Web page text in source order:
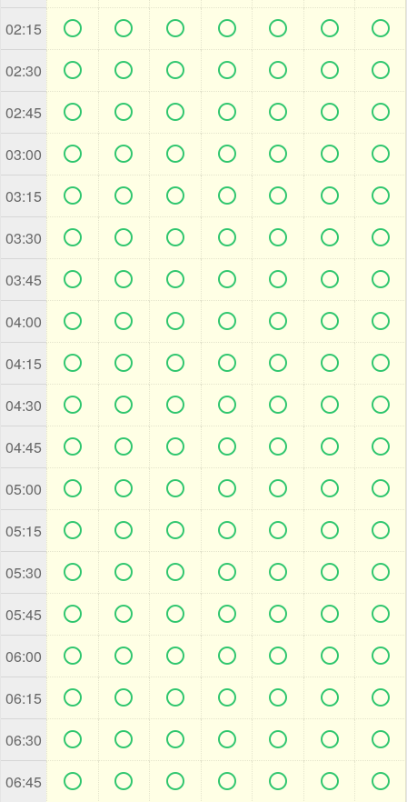
02:15       
02:30       
02:45       
03:00       
03:15       
03:30       
03:45       
04:00       
04:15       
04:30       
04:45       
05:00       
05:15       
05:30       
05:45       
06:00       
06:15       
06:30       
06:45       